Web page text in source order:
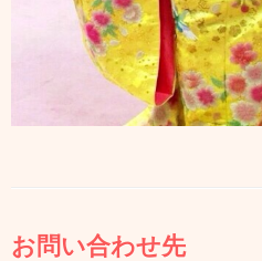
お問い合わせ先